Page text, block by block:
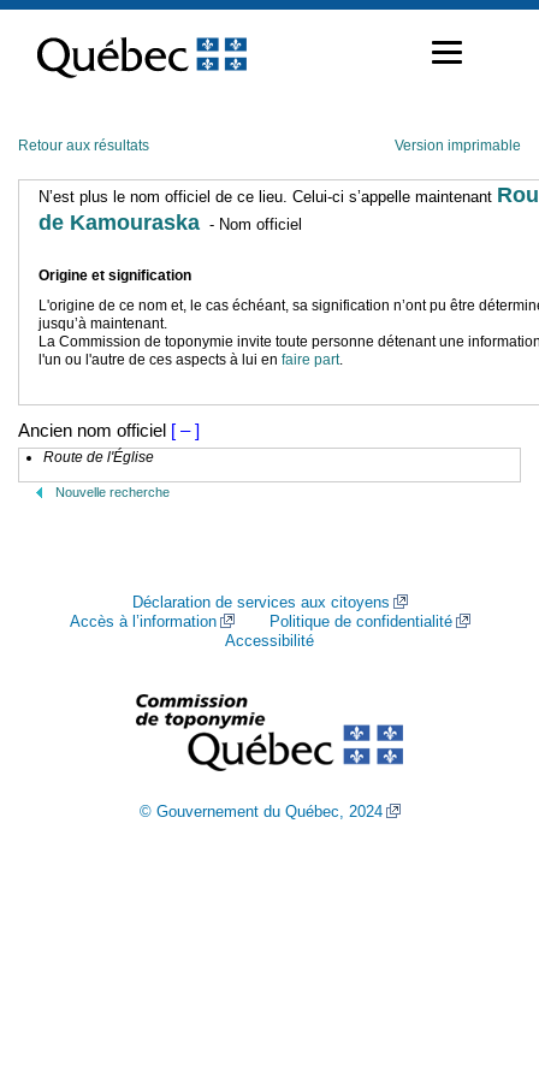
contenu
Retour aux résultats Version imprimable
N’est plus le nom officiel de ce lieu. Celui-ci s’appelle maintenant
de Kamouraska - Nom officiel
Origine et signification
L'origine de ce nom et, le cas échéant, sa signification n’ont pu être
jusqu’à maintenant.
La Commission de toponymie invite toute personne détenant une
l'un ou l'autre de ces aspects à lui en faire part.
Ancien nom officiel [ – ]
Route de l'Église
Nouvelle recherche
Déclaration de services aux citoyens
Accès à l’information
Politique de confidentialité
Accessibilité
© Gouvernement du Québec, 2024